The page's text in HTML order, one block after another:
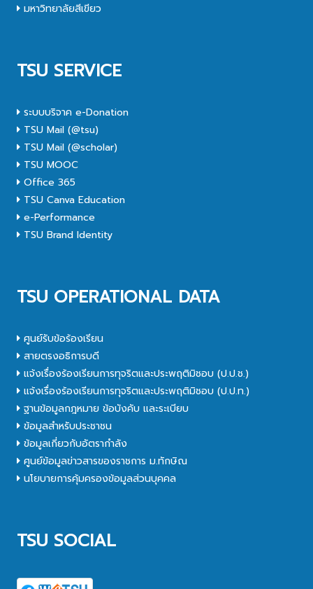
มหาวิทยาลัยสีเขียว
TSU SERVICE
ระบบบริจาค e-Donation
TSU Mail (@tsu)
TSU Mail (@scholar)
TSU MOOC
Office 365
TSU Canva Education
e-Performance
TSU Brand Identity
TSU OPERATIONAL DATA
ศูนย์รับข้อร้องเรียน
สายตรงอธิการบดี
แจ้งเรื่องร้องเรียนการทุจริตและประพฤติมิชอบ (ป.ป.ช.)
แจ้งเรื่องร้องเรียนการทุจริตและประพฤติมิชอบ (ป.ป.ท.)
ฐานข้อมูลกฎหมาย ข้อบังคับ และระเบียบ
ข้อมูลสำหรับประชาชน
ข้อมูลเกี่ยวกับอัตรากำลัง
ศูนย์ข้อมูลข่าวสารของราชการ ม.ทักษิณ
นโยบายการคุ้มครองข้อมูลส่วนบุคคล
TSU SOCIAL